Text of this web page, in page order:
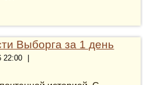
Выборга за 1 день
22:00